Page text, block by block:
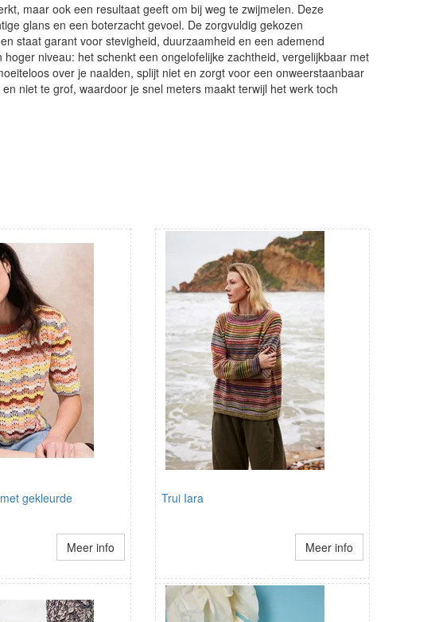
maar ook een resultaat geeft om bij weg te zwijmelen. Deze
glans en een boterzacht gevoel. De zorgvuldig gekozen
staat garant voor stevigheid, duurzaamheid en een ademend
niveau: het schenkt een ongelofelijke zachtheid, vergelijkbaar met
over je naalden, splijt niet en zorgt voor een onweerstaanbaar
niet te grof, waardoor je snel meters maakt terwijl het werk toch
gekleurde
Meer info
Trui Iara
Meer info